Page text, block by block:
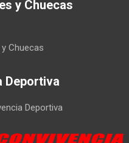
y Chuecas
Chuecas
Deportiva
Deportiva